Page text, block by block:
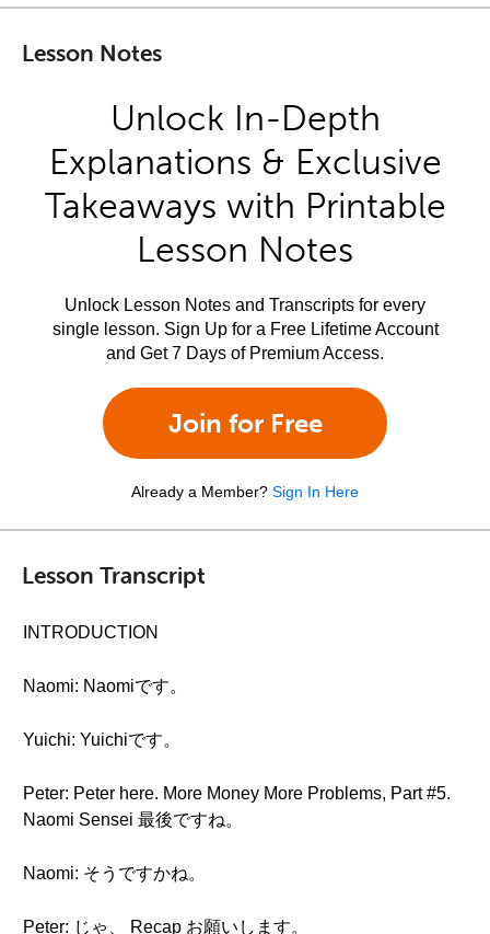
Lesson Notes
Unlock In-Depth
Explanations & Exclusive
Takeaways with Printable
Lesson Notes
Unlock Lesson Notes and Transcripts for every
single lesson. Sign Up for a Free Lifetime Account
and Get 7 Days of Premium Access.
Join for Free
Already a Member? Sign In Here
Lesson Transcript
INTRODUCTION
Naomi: Naomiです。
Yuichi: Yuichiです。
Peter: Peter here. More Money More Problems, Part #5.
Naomi Sensei 最後ですね。
Naomi: そうですかね。
Peter: じゃ、 Recap お願いします。